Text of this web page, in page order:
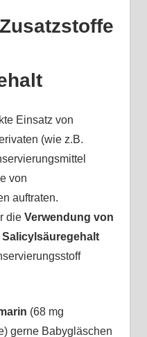
Einsatz von
(wie z.B.
von
auftraten.
die Verwendung von
(68 mg
gerne Babygläschen